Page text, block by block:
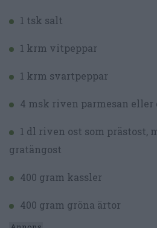
1 tsk salt
1 krm vitpeppar
1 krm svartpeppar
4 msk riven parmesan eller
1 dl riven ost som prästost,
gratängost
400 gram kassler
400 gram gröna ärtor